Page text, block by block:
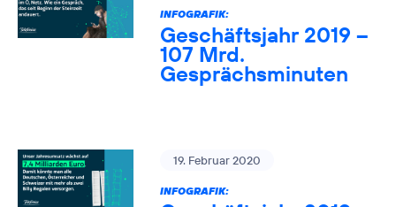
INFOGRAFIK:
Geschäftsjahr 2019 –
107 Mrd.
Gesprächsminuten
19. Februar 2020
INFOGRAFIK: